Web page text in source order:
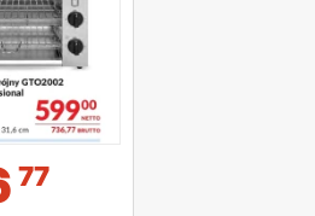
77